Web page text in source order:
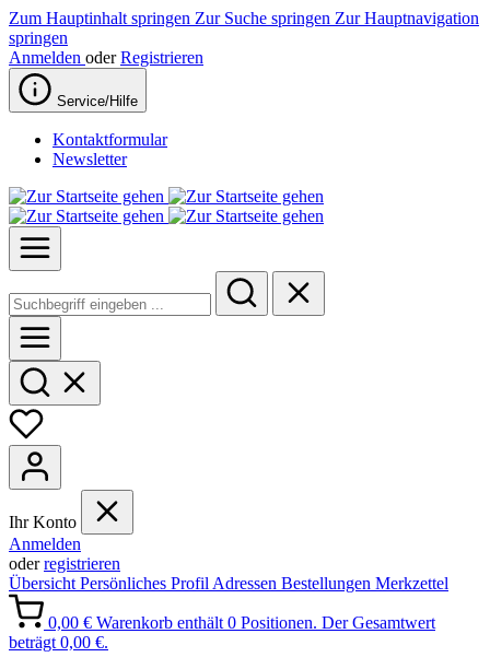
Zum Hauptinhalt springen Zur Suche springen Zur Hauptnavigation
springen
Anmelden oder Registrieren
Service/Hilfe
Kontaktformular
Newsletter
Ihr Konto
Anmelden
oderregistrieren
Übersicht Persönliches Profil Adressen Bestellungen Merkzettel
0,00 € Warenkorb enthält 0 Positionen. Der Gesamtwert
beträgt 0,00 €.